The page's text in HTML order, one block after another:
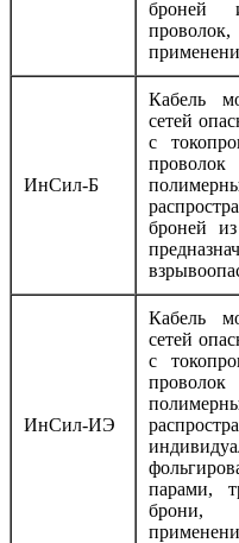
броней
ИнСил-Б
Кабель
сетей
с
броней
ИнСил-ИЭ
Кабель
сетей
с
парами,
брони,